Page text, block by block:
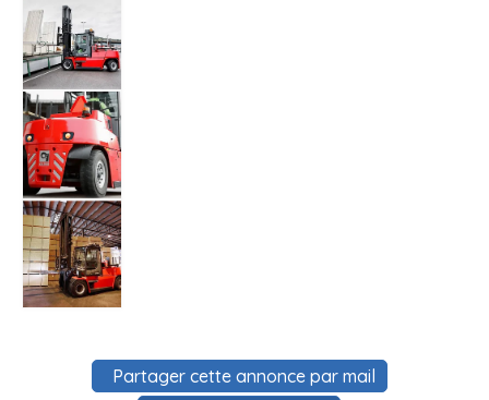
Partager cette annonce par mail